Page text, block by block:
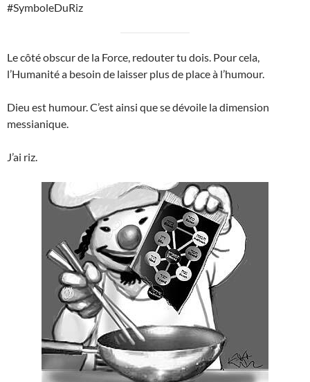
#SymboleDuRiz
Le côté obscur de la Force, redouter tu dois. Pour cela,
l’Humanité a besoin de laisser plus de place à l’humour.
Dieu est humour. C’est ainsi que se dévoile la dimension
messianique.
J’ai riz.